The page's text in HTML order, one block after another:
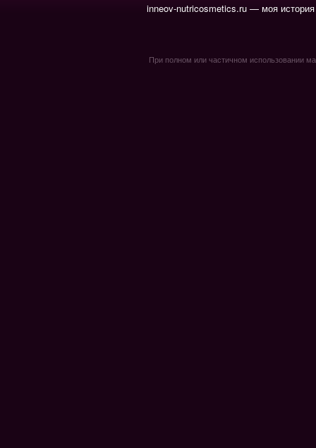
inneov-nutricosmetics.ru — моя
При полном или частичном использовании